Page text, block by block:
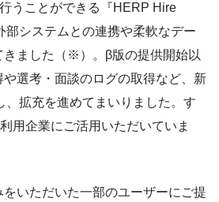
うことができる『HERP Hire
部システムとの連携や柔軟なデー
きました（※）。β版の提供開始以
選考・面談のログの取得など、新
、拡充を進めてまいりました。す
用企業にご活用いただいていま
いただいた一部のユーザーにご提